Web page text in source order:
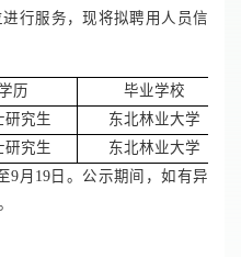
行服务，现将拟聘用人员信
历
毕业学校
研究生
东北林业大学
研究生
东北林业大学
9月19日。公示期间，如有异